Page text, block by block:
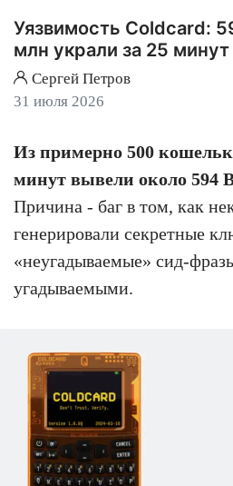
Уязвимость Coldcard:
млн украли за 25 минут
Сергей Петров
31 июля 2026
Из примерно 500
минут вывели около 594
Причина - баг в том, как
генерировали секретные
«неугадываемые» сид-
угадываемыми.